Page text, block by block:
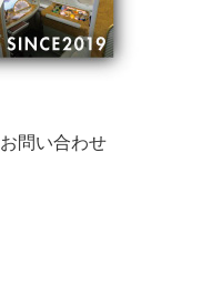
お問い合わせ